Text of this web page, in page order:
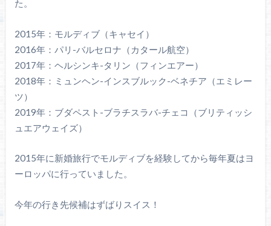
た。
2015年：モルディブ（キャセイ）
2016年：パリ-バルセロナ（カタール航空）
2017年：ヘルシンキ-タリン（フィンエアー）
2018年：ミュンヘン-インスブルック-ベネチア（エミレー
ツ）
2019年：ブダペスト-ブラチスラバ-チェコ（ブリティッシ
ュエアウェイズ）
2015年に新婚旅行でモルディブを経験してから毎年夏はヨ
ーロッパに行っていました。
今年の行き先候補はずばりスイス！